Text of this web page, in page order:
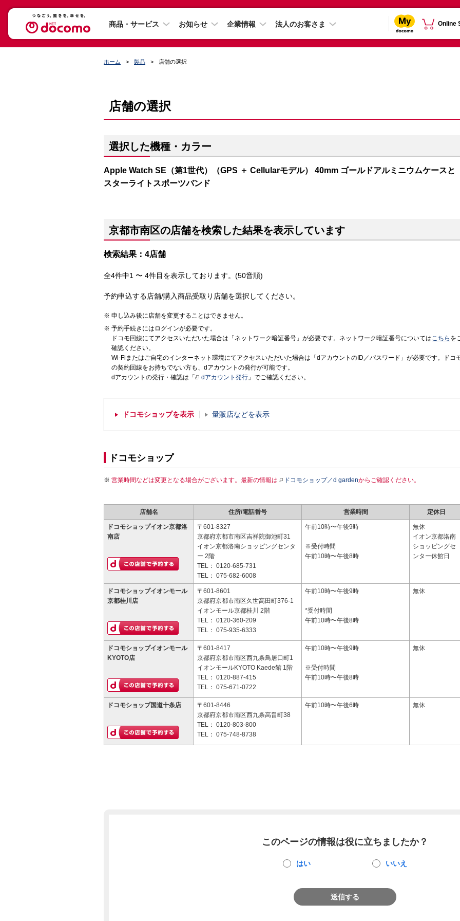
商品・サービス お知らせ 企業情報 法人のお客さま Online
ホーム 製品 店舗の選択
店舗の選択
選択した機種・カラー
Apple Watch SE（第1世代）（GPS ＋ Cellularモデル） 40mm ゴールドアルミニウムケースと
スターライトスポーツバンド
京都市南区の店舗を検索した結果を表示しています
検索結果：4店舗
全4件中1 〜 4件目を表示しております。(50音順)
予約申込する店舗/購入商品受取り店舗を選択してください。
申し込み後に店舗を変更することはできません。
予約手続きにはログインが必要です。
ドコモ回線にてアクセスいただいた場合は「ネットワーク暗証番号」が必要です。ネットワーク暗証番号についてはこちら を
確認ください。
Wi-Fiまたはご自宅のインターネット環境にてアクセスいただいた場合は「dアカウントのID／パスワード」が必要です。ドコ
の契約回線をお持ちでない方も、dアカウントの発行が可能です。
dアカウントの発行・確認は「
dアカウント発行 」でご確認ください。
ドコモショップを表示 量販店などを表示
ドコモショップ
営業時間などは変更となる場合がございます。最新の情報は ドコモショップ／d gardenからご確認ください。
店舗名 住所/電話番号 営業時間 定休日
ドコモショップイオン京都洛
南店
〒601-8327
京都府京都市南区吉祥院御池町31
イオン京都洛南ショッピングセンタ
ー 2階
TEL： 0120-685-731
TEL： 075-682-6008
午前10時〜午後9時
※受付時間
午前10時〜午後8時
無休
イオン京都洛南
ショッピングセ
ンター休館日
ドコモショップイオンモール
京都桂川店
〒601-8601
京都府京都市南区久世高田町376-1
イオンモール京都桂川 2階
TEL： 0120-360-209
TEL： 075-935-6333
午前10時〜午後9時
*受付時間
午前10時〜午後8時
無休
ドコモショップイオンモール
KYOTO店
〒601-8417
京都府京都市南区西九条鳥居口町1
イオンモールKYOTO Kaede館 1階
TEL： 0120-887-415
TEL： 075-671-0722
午前10時〜午後9時
※受付時間
午前10時〜午後8時
無休
ドコモショップ国道十条店
〒601-8446
京都府京都市南区西九条高畠町38
TEL： 0120-803-800
TEL： 075-748-8738
午前10時〜午後6時 無休
このページの情報は役に立ちましたか？
はい いいえ
送信する